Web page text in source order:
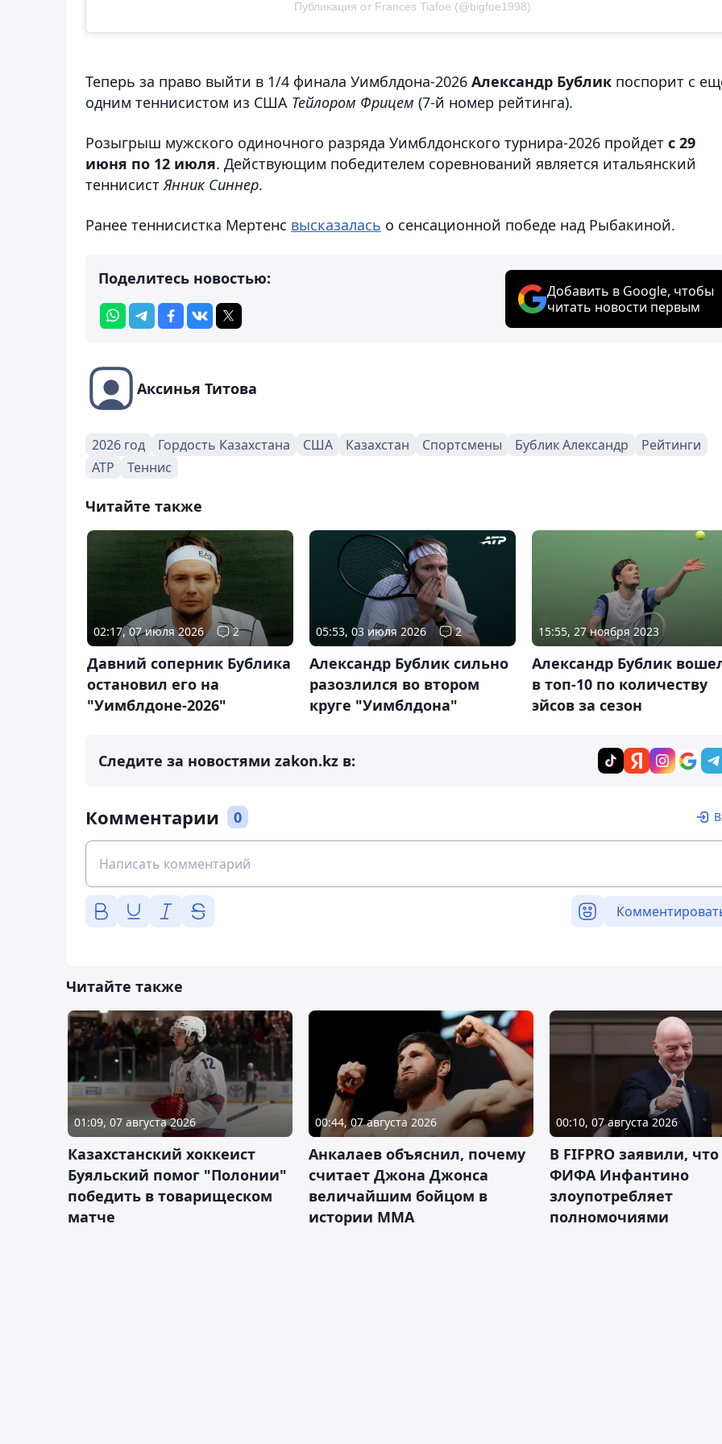
Публикация от Frances Tiafoe (@bigfoe1998)
Теперь за право выйти в 1/4 финала Уимблдона-2026 Александр Бублик поспорит с
одним теннисистом из США Тейлором Фрицем (7-й номер рейтинга).
Розыгрыш мужского одиночного разряда Уимблдонского турнира-2026 пройдет с 29
июня по 12 июля. Действующим победителем соревнований является итальянский
теннисистЯнник Синнер.
Ранее теннисистка Мертенс высказалась о сенсационной победе над Рыбакиной.
Поделитесь новостью:
Добавить в Google, чтобы
читать новости первым
Аксинья Титова
2026 год Гордость Казахстана США Казахстан Спортсмены Бублик Александр
Рейтинги
ATP
Теннис
Читайте также
02:17, 07 июля 2026 2
Давний соперник Бублика
остановил его на
"Уимблдоне-2026"
05:53, 03 июля 2026 2
Александр Бублик сильно
разозлился во втором
круге "Уимблдона"
15:55, 27 ноября 2023
Александр Бублик
в топ-10 по количеству
эйсов за сезон
Следите за новостями zakon.kz в:
Комментарии 0
Читайте также
01:09, 07 августа 2026
Казахстанский хоккеист
Буяльский помог "Полонии"
победить в товарищеском
матче
00:44, 07 августа 2026
Анкалаев объяснил, почему
считает Джона Джонса
величайшим бойцом в
истории ММА
00:10, 07 августа 2026
В FIFPRO заявили,
ФИФА Инфантино
злоупотребляет
полномочиями